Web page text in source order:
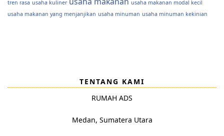
tren rasa usaha kuliner
usaha makanan modal kecil
usaha makanan yang menjanjikan usaha minuman usaha minuman kekinian
TENTANG KAMI
RUMAH ADS
Medan, Sumatera Utara